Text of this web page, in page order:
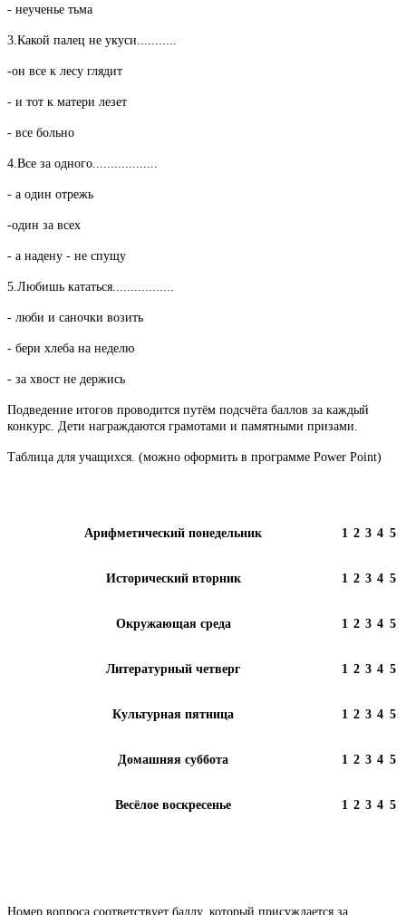
- неученье тьма
3.Какой палец не укуси...........
-он все к лесу глядит
- и тот к матери лезет
- все больно
4.Все за одного..................
- а один отрежь
-один за всех
- а надену - не спущу
5.Любишь кататься.................
- люби и саночки возить
- бери хлеба на неделю
- за хвост не держись
Подведение итогов проводится путём подсчёта баллов за каждый
конкурс. Дети награждаются грамотами и памятными призами.
Таблица для учащихся. (можно оформить в программе Power Point)
Арифметический понедельник 1 2 3 4 5
Исторический вторник 1 2 3 4 5
Окружающая среда 1 2 3 4 5
Литературный четверг 1 2 3 4 5
Культурная пятница 1 2 3 4 5
Домашняя суббота 1 2 3 4 5
Весёлое воскресенье 1 2 3 4 5
Номер вопроса соответствует баллу, который присуждается за